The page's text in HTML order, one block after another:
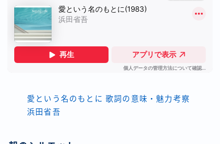
愛という名のもとに 歌詞の意味・魅力考察
浜田省吾